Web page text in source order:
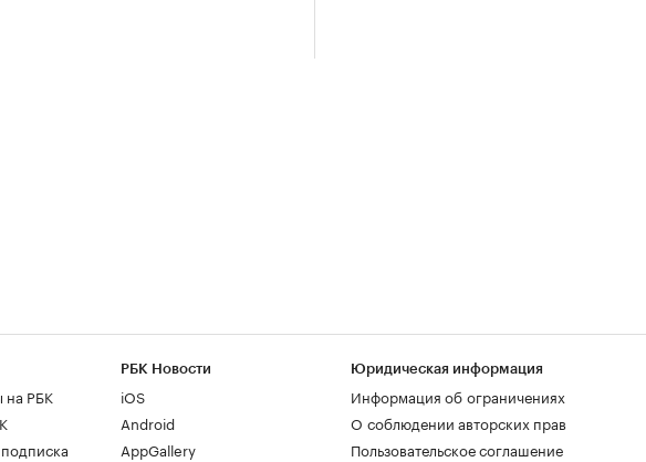
на РБК
РБК Новости
iOS
Android
AppGallery
Юридическая информация
Информация об ограничениях
О соблюдении авторских прав
Пользовательское соглашение